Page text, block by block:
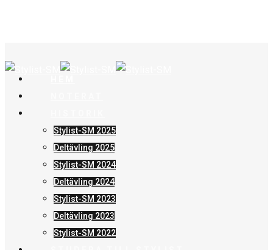
Stylist-SM 2025
Deltävling 2025
Stylist-SM 2024
Deltävling 2024
Stylist-SM 2023
Deltävling 2023
Stylist-SM 2022